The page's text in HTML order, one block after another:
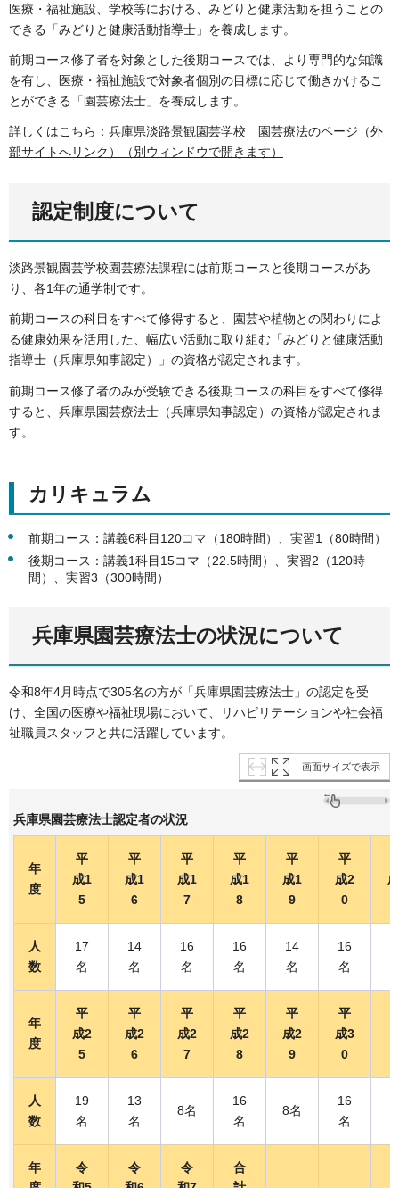
医療・福祉施設、学校等における、みどりと健康活動を担うことの
できる「みどりと健康活動指導士」を養成します。
前期コース修了者を対象とした後期コースでは、より専門的な知識
を有し、医療・福祉施設で対象者個別の目標に応じて働きかけるこ
とができる「園芸療法士」を養成します。
詳しくはこちら： 兵庫県淡路景観園芸学校 園芸療法のページ（外
部サイトへリンク）（別ウィンドウで開きます）
認定制度について
淡路景観園芸学校園芸療法課程には前期コースと後期コースがあ
り、各1年の通学制です。
前期コースの科目をすべて修得すると、園芸や植物との関わりによ
る健康効果を活用した、幅広い活動に取り組む「みどりと健康活動
指導士（兵庫県知事認定）」の資格が認定されます。
前期コース修了者のみが受験できる後期コースの科目をすべて修得
すると、兵庫県園芸療法士（兵庫県知事認定）の資格が認定されま
す。
カリキュラム
前期コース：講義6科目120コマ（180時間）、実習1（80時間）
後期コース：講義1科目15コマ（22.5時間）、実習2（120時
間）、実習3（300時間）
兵庫県園芸療法士の状況について
令和8年4月時点で305名の方が「兵庫県園芸療法士」の認定を受
け、全国の医療や福祉現場において、リハビリテーションや社会福
祉職員スタッフと共に活躍しています。
画面サイズで表示
兵庫県園芸療法士認定者の状況
年
度
平
成1
5
平
成1
6
平
成1
7
平
成1
8
平
成1
9
平
成2
0
人
数
17
名
14
名
16
名
16
名
14
名
16
名
年
度
平
成2
5
平
成2
6
平
成2
7
平
成2
8
平
成2
9
平
成3
0
人
数
19
名
13
名
8名
16
名
8名
16
名
年
令
令
令
合